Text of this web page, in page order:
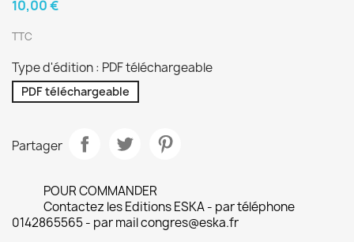
10,00 €
TTC
Type d'édition : PDF téléchargeable
PDF téléchargeable
Partager
POUR COMMANDER
Contactez les Editions ESKA - par téléphone
0142865565 - par mail congres@eska.fr